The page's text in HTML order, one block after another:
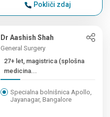
Pokliči zdaj
Dr Aashish Shah
General Surgery
27+ let, magistrica (splošna
medicina...
Specialna bolnišnica Apollo,
Jayanagar, Bangalore